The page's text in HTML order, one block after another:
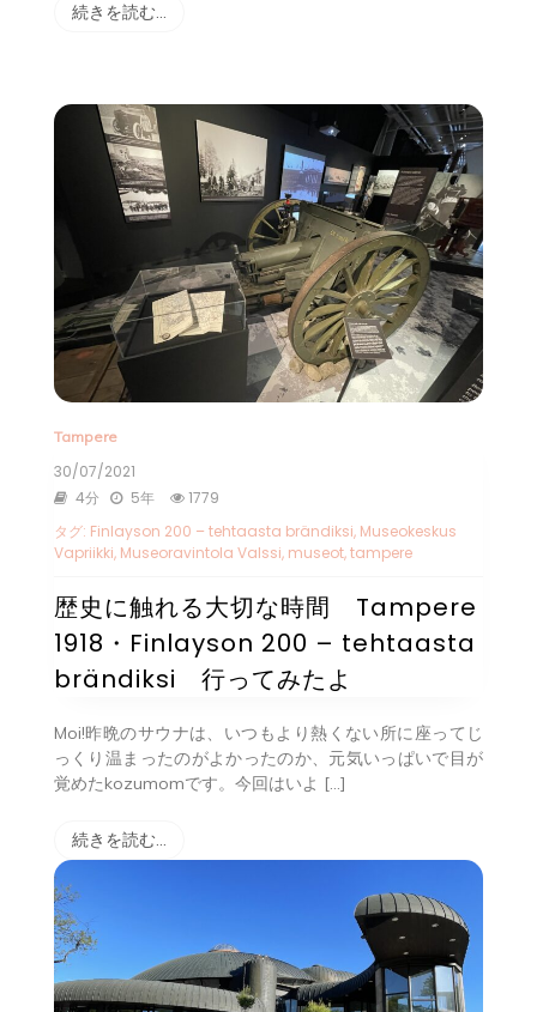
続きを読む…
Tampere
30/07/2021
4分
5年
1779
タグ: Finlayson 200 – tehtaasta brändiksi, Museokeskus
Vapriikki, Museoravintola Valssi, museot,tampere
歴史に触れる大切な時間 Tampere
1918・Finlayson 200 – tehtaasta
brändiksi 行ってみたよ
Moi!昨晩のサウナは、いつもより熱くない所に座ってじ
っくり温まったのがよかったのか、元気いっぱいで目が
覚めたkozumomです。今回はいよ […]
続きを読む…